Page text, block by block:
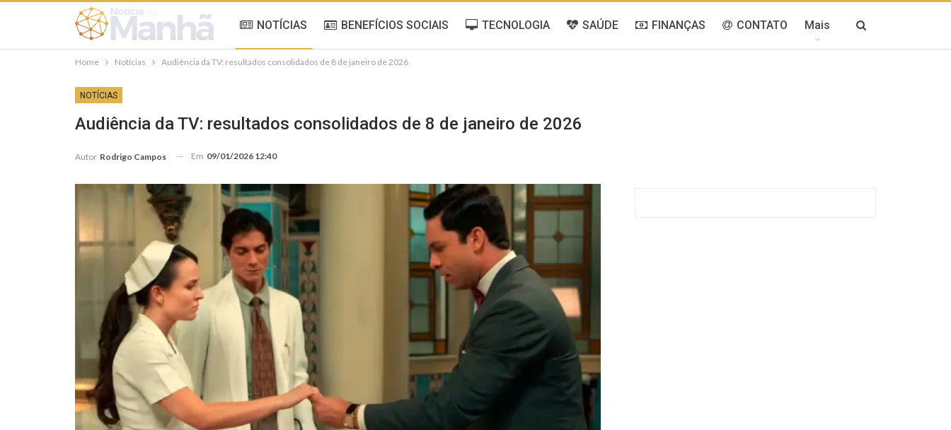
NOTÍCIAS BENEFÍCIOS SOCIAIS TECNOLOGIA SAÚDE FINANÇAS CONTATO Mais
Home Notícias Audiência da TV: resultados consolidados de 8 de janeiro de 2026
NOTÍCIAS
Audiência da TV: resultados consolidados de 8 de janeiro de 2026
Autor Rodrigo Campos Em 09/01/2026 12:40